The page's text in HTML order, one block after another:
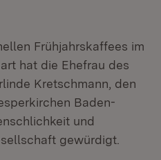
Frühjahrskaffees im
hat die Ehefrau des
Kretschmann, den
Baden-
und
gewürdigt.